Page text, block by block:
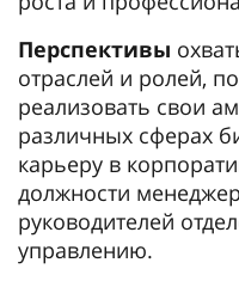
Перспективы
отраслей и ролей,
реализовать свои
различных сферах
карьеру в
должности
руководителей
управлению.